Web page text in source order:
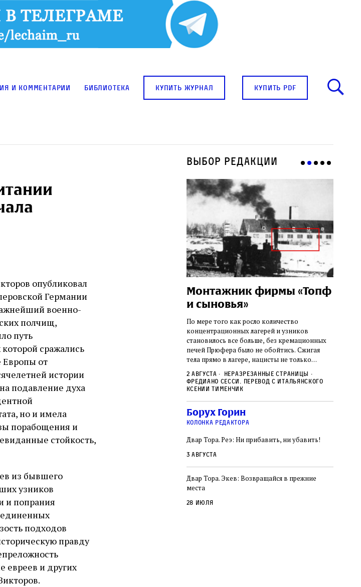
и комментарии Библиотека купить журнал купить pdf
опубликовал
Германии
военно-
полчищ,
путь
сражались
Европы от
истории
подавление духа
но и имела
порабощения и
стойкость,
из бывшего
узников
и попрания
подходов
правду
евреев и других
Выбор редакции
вряд
быть
в
Погромы 1929 года:
неделя, изменившая
судьбу еврейского ишува
местам Эрец‑Исраэль. Он посетил, в
частности, Пещеру праотцев и Западную
стену. Он, несомненно, почувствовал
необычайное напряжение и сознательно
отказался приходить к Стене в Тиша бе‑Ав,
количество хасидов и жителей города и тем
самым не усиливать напряжённость
5 августа Проверено временем
Ицкович
Монтажник фирмы «Топф
и сыновья»
По мере того как росло количество
концентрационных лагерей и узников
становилось все больше, без кремационных
печей Прюфера было не обойтись. Cжигая
тела прямо в лагере, нацисты не только
смерти, но и скрывали от населения соседних
городов, сколько узников погибало каждый
2 августа
Неразрезанные страницы
Фредиано Сесси. Перевод с итальянского
Ксении Тименчик
Борух Горин
колонка редактора
Двар Тора. Реэ: Ни прибавить, ни убавить!
3 августа
Двар Тора. Экев: Возвращайся в прежние
места
28 июля